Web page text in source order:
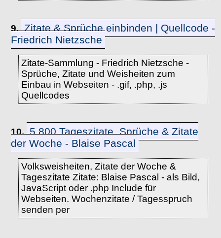
9. Zitate & Sprüche einbinden | Quellcode -
Friedrich Nietzsche
Zitate-Sammlung - Friedrich Nietzsche -
Sprüche, Zitate und Weisheiten zum
Einbau in Webseiten - .gif, .php, .js
Quellcodes
10. 5.800 Tageszitate, Sprüche & Zitate
der Woche - Blaise Pascal
Volksweisheiten, Zitate der Woche &
Tageszitate Zitate: Blaise Pascal - als Bild,
JavaScript oder .php Include für
Webseiten. Wochenzitate / Tagesspruch
senden per